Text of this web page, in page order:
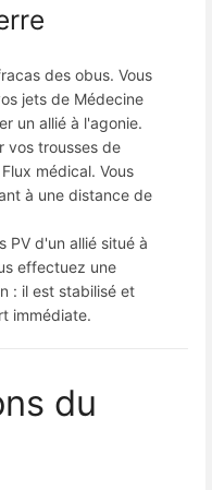
des obus. Vous
jets de Médecine
un allié à l'agonie.
vos trousses de
médical. Vous
à une distance de
PV d'un allié situé à
effectuez une
: il est stabilisé et
immédiate.
du